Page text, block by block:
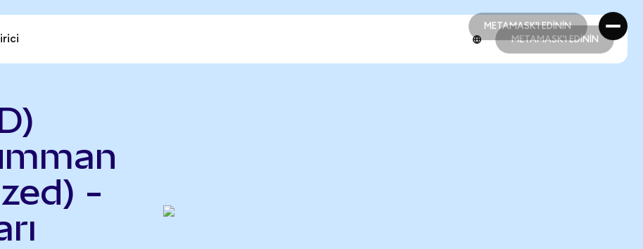
METAMASK'I EDİNİN
METAMASK'I EDİNİN
METAMASK'I EDİNİN
-